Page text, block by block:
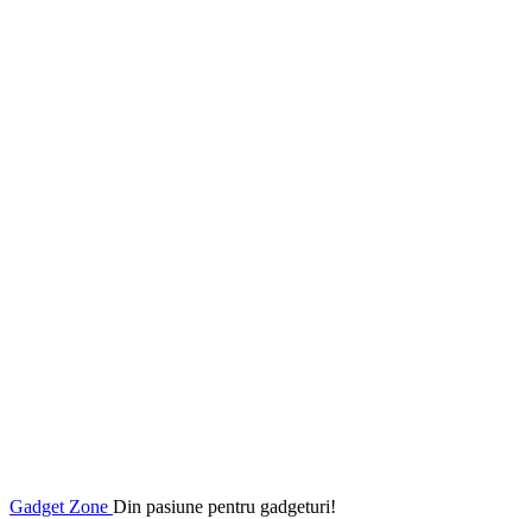
Gadget Zone Din pasiune pentru gadgeturi!